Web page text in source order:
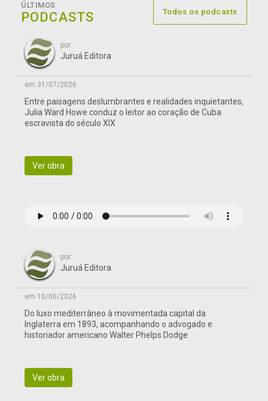
ÚLTIMOS
PODCASTS Todos os podcasts
por:
Juruá Editora
em 31/07/2026
Entre paisagens deslumbrantes e realidades inquietantes,
Julia Ward Howe conduz o leitor ao coração de Cuba
escravista do século XIX
Ver obra
por:
Juruá Editora
em 10/06/2026
Do luxo mediterrâneo à movimentada capital da
Inglaterra em 1893, acompanhando o advogado e
historiador americano Walter Phelps Dodge
Ver obra